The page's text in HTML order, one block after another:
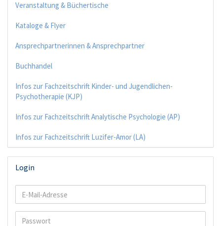
Veranstaltung & Büchertische
Kataloge & Flyer
Ansprechpartnerinnen & Ansprechpartner
Buchhandel
Infos zur Fachzeitschrift Kinder- und Jugendlichen-
Psychotherapie (KJP)
Infos zur Fachzeitschrift Analytische Psychologie (AP)
Infos zur Fachzeitschrift Luzifer-Amor (LA)
Login
E-
Mail-
Passwort